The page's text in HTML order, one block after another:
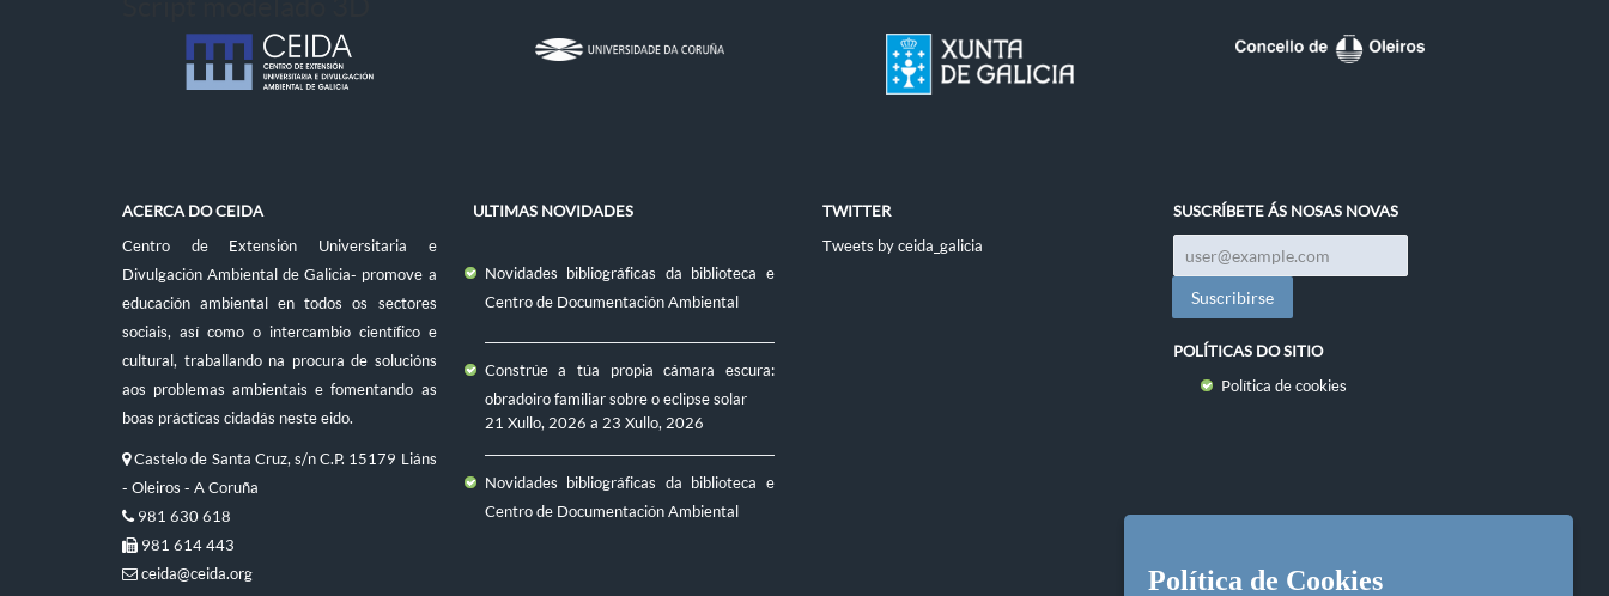
ACERCA DO CEIDA
Centro de Extensión Universitaria e
Divulgación Ambiental de Galicia- promove a
educación ambiental en todos os sectores
sociais, así como o intercambio científico e
cultural, traballando na procura de solucións
aos problemas ambientais e fomentando as
boas prácticas cidadás neste eido.
Castelo de Santa Cruz, s/n C.P. 15179 Liáns
- Oleiros - A Coruña
981 630 618
981 614 443
ceida@ceida.org
ULTIMAS NOVIDADES
Novidades bibliográficas da biblioteca e
Centro de Documentación Ambiental
Constrúe a túa propia cámara escura:
obradoiro familiar sobre o eclipse solar
21 Xullo, 2026 a 23 Xullo, 2026
Novidades bibliográficas da biblioteca e
Centro de Documentación Ambiental
TWITTER
Tweets by ceida_galicia
SUSCRÍBETE ÁS NOSAS NOVAS
POLÍTICAS DO SITIO
Política de cookies
Política de Cookies